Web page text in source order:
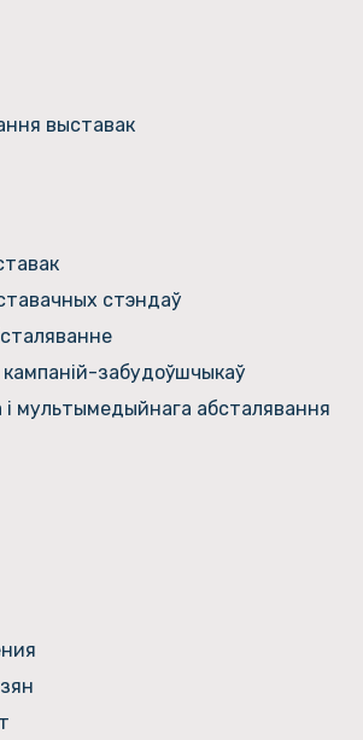
выставак
стэндаў
забудоўшчыкаў
і мультымедыйнага абсталявання